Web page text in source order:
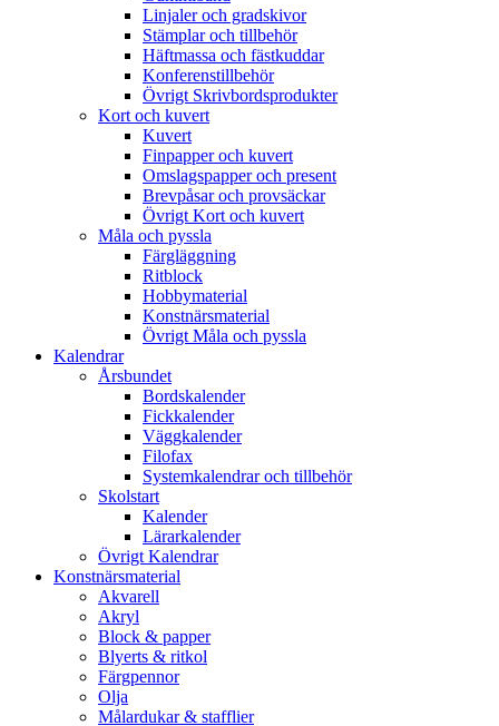
Linjaler och gradskivor
Stämplar och tillbehör
Häftmassa och fästkuddar
Konferenstillbehör
Övrigt Skrivbordsprodukter
Kort och kuvert
Kuvert
Finpapper och kuvert
Omslagspapper och present
Brevpåsar och provsäckar
Övrigt Kort och kuvert
Måla och pyssla
Färgläggning
Ritblock
Hobbymaterial
Konstnärsmaterial
Övrigt Måla och pyssla
Kalendrar
Årsbundet
Bordskalender
Fickkalender
Väggkalender
Filofax
Systemkalendrar och tillbehör
Skolstart
Kalender
Lärarkalender
Övrigt Kalendrar
Konstnärsmaterial
Akvarell
Akryl
Block & papper
Blyerts & ritkol
Färgpennor
Olja
Målardukar & stafflier